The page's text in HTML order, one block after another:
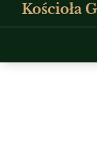
Kościoła